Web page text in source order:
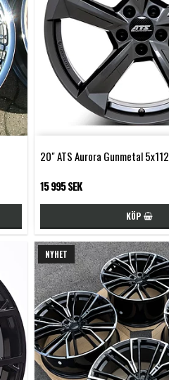
20" ATS Aurora Gunmetal 5x112
15 995 SEK
KÖP
NYHET